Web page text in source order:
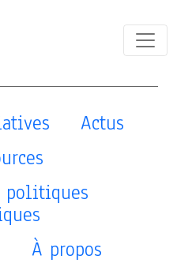
Actus
politiques
À propos